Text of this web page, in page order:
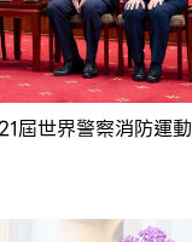
屆世界警察消防運動